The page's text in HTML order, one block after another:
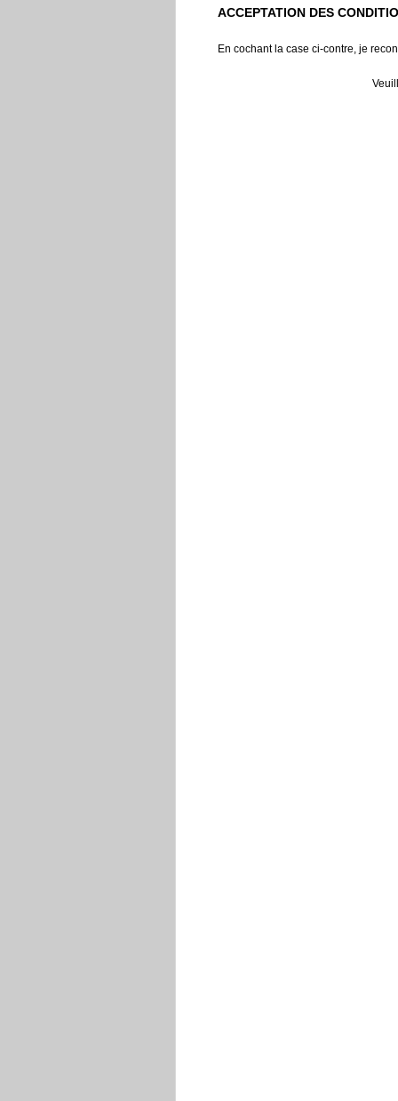
ACCEPTATION DES
En cochant la case ci-contre, je